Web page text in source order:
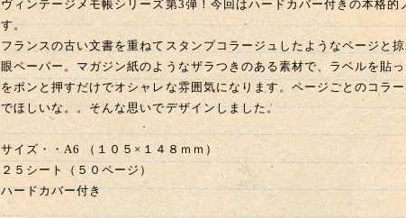
ヴィンテージメモ帳シリーズ第3弾！今回はハードカバー付きの本格的
す。
フランスの古い文書を重ねてスタンプコラージュしたようなページと
眼ペーパー。マガジン紙のようなザラつきのある素材で、ラベルを貼
をポンと押すだけでオシャレな雰囲気になります。ページごとのコラ
でほしいな。。そんな思いでデザインしました。
サイズ・・A6 （１０５×１４８ｍｍ）
２５シート（５０ページ）
ハードカバー付き